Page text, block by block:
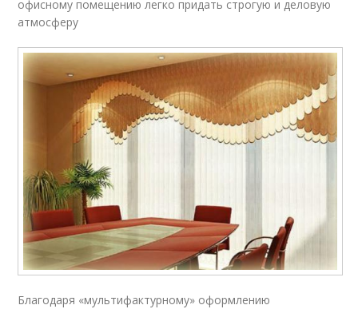
офисному помещению легко придать строгую и деловую
атмосферу
Благодаря «мультифактурному» оформлению